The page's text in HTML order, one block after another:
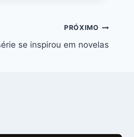
PRÓXIMO
se inspirou em novelas